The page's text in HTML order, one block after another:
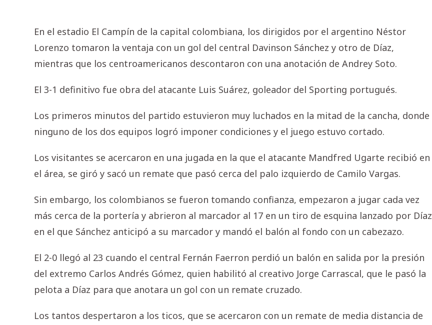
En el estadio El Campín de la capital colombiana, los dirigidos por el argentino Néstor
Lorenzo tomaron la ventaja con un gol del central Davinson Sánchez y otro de Díaz,
mientras que los centroamericanos descontaron con una anotación de Andrey Soto.
El 3-1 definitivo fue obra del atacante Luis Suárez, goleador del Sporting portugués.
Los primeros minutos del partido estuvieron muy luchados en la mitad de la cancha, donde
ninguno de los dos equipos logró imponer condiciones y el juego estuvo cortado.
Los visitantes se acercaron en una jugada en la que el atacante Mandfred Ugarte recibió en
el área, se giró y sacó un remate que pasó cerca del palo izquierdo de Camilo Vargas.
Sin embargo, los colombianos se fueron tomando confianza, empezaron a jugar cada vez
más cerca de la portería y abrieron al marcador al 17 en un tiro de esquina lanzado por Díaz
en el que Sánchez anticipó a su marcador y mandó el balón al fondo con un cabezazo.
El 2-0 llegó al 23 cuando el central Fernán Faerron perdió un balón en salida por la presión
del extremo Carlos Andrés Gómez, quien habilitó al creativo Jorge Carrascal, que le pasó la
pelota a Díaz para que anotara un gol con un remate cruzado.
Los tantos despertaron a los ticos, que se acercaron con un remate de media distancia de